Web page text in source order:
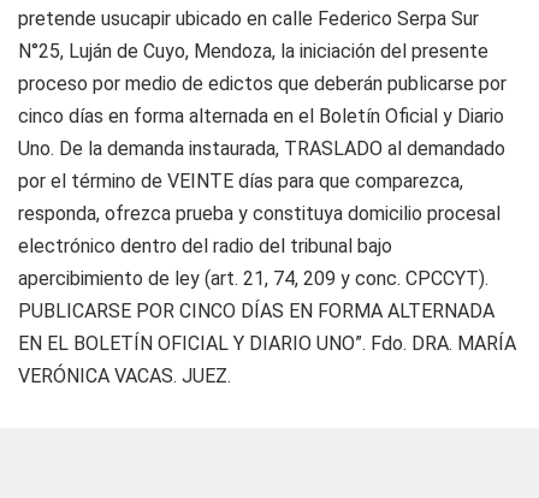
pretende usucapir ubicado en calle Federico Serpa Sur
N°25, Luján de Cuyo, Mendoza, la iniciación del presente
proceso por medio de edictos que deberán publicarse por
cinco días en forma alternada en el Boletín Oficial y Diario
Uno. De la demanda instaurada, TRASLADO al demandado
por el término de VEINTE días para que comparezca,
responda, ofrezca prueba y constituya domicilio procesal
electrónico dentro del radio del tribunal bajo
apercibimiento de ley (art. 21, 74, 209 y conc. CPCCYT).
PUBLICARSE POR CINCO DÍAS EN FORMA ALTERNADA
EN EL BOLETÍN OFICIAL Y DIARIO UNO”. Fdo. DRA. MARÍA
VERÓNICA VACAS. JUEZ.